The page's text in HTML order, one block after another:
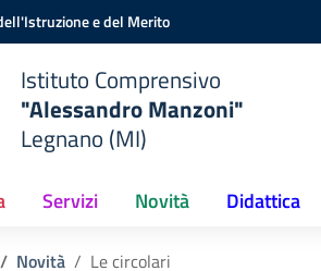
e del Merito
Istituto Comprensivo
"Alessandro Manzoni"
Legnano (MI)
Servizi Novità Didattica
Novità Le circolari